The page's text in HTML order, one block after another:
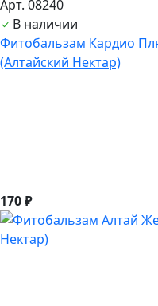
Арт. 08240
В наличии
Фитобальзам Кардио
(Алтайский Нектар)
170 ₽